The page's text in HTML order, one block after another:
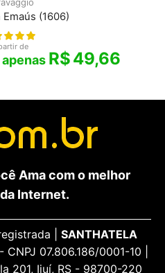
(1606)
de
R$49,66
Ama com o melhor
Internet.
| SANTHATELA
- CNPJ 07.806.186/0001-10 |
201, Ijuí, RS - 98700-220